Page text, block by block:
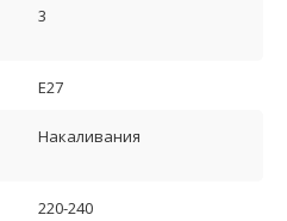
3
E27
Накаливания
220-240